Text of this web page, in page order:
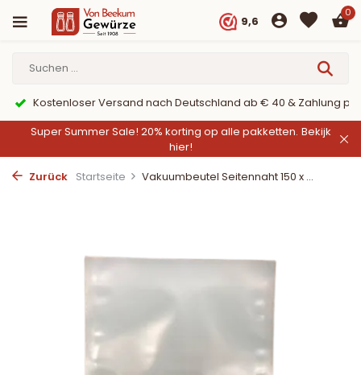
9,6
0
Kostenloser Versand nach Deutschland ab € 40 & Zahlung
Super Summer Sale! 20% korting op alle pakketten. Bekijk
hier!
Zurück Startseite Vakuumbeutel Seitennaht 150 x ...